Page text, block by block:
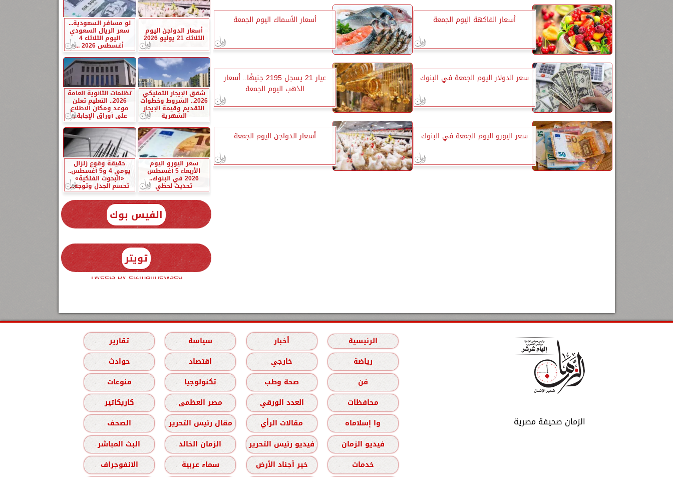
أسعار الفاكهة اليوم الجمعة أسعار الأسماك اليوم الجمعة
سعر الدولار اليوم الجمعة في البنوك
عيار 21 يسجل 2195 جنيهًا.. أسعار
الذهب اليوم الجمعة
سعر اليورو اليوم الجمعة في البنوك أسعار الدواجن اليوم الجمعة
أسعار الدواجن اليوم
الثلاثاء 21 يوليو 2026
لو مسافر السعودية...
سعر الريال السعودي
اليوم الثلاثاء 4
أغسطس 2026 ...
شقق الإيجار التمليكي
2026.. الشروط وخطوات
التقديم وقيمة الإيجار
الشهرية
تظلمات الثانوية العامة
2026.. التعليم تعلن
موعد ومكان الاطلاع
على أوراق الإجابة...
سعر اليورو اليوم
الأربعاء 5 أغسطس
2026 في البنوك..
تحديث لحظي
حقيقة وقوع زلزال
يومي 4 و5 أغسطس..
«البحوث الفلكية»
تحسم الجدل وتوجه...
الفيس بوك
تويتر
Tweets by elzmannewseg
الزمان صحيفة مصرية
الرئيسية أخبار سياسة
تقارير
رياضة
خارجي اقتصاد
حوادث
فن
صحة وطب تكنولوجيا
منوعات
محافظات
العدد الورقي مصر العظمى
كاريكاتير
وا إسلاماه
مقالات الرأي مقال رئيس التحرير
الصحف
فيديو الزمان
فيديو رئيس التحرير الزمان الخالد
البث المباشر
خدمات
خير أجناد الأرض سماء عربية الانفوجراف